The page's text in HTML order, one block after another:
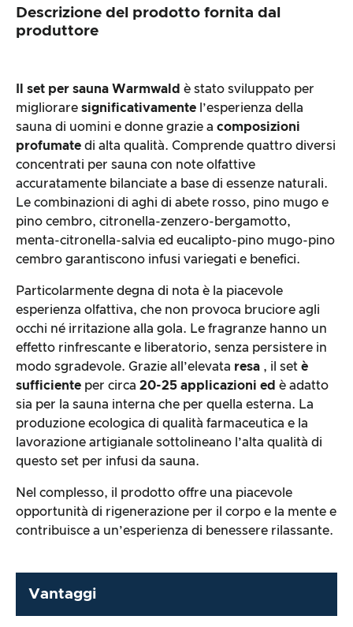
Descrizione del prodotto fornita dal
produttore
Il set per sauna Warmwald è stato sviluppato per
migliorare significativamente l’esperienza della
sauna di uomini e donne grazie a composizioni
profumate di alta qualità. Comprende quattro diversi
concentrati per sauna con note olfattive
accuratamente bilanciate a base di essenze naturali.
Le combinazioni di aghi di abete rosso, pino mugo e
pino cembro, citronella-zenzero-bergamotto,
menta-citronella-salvia ed eucalipto-pino mugo-pino
cembro garantiscono infusi variegati e benefici.
Particolarmente degna di nota è la piacevole
esperienza olfattiva, che non provoca bruciore agli
occhi né irritazione alla gola. Le fragranze hanno un
effetto rinfrescante e liberatorio, senza persistere in
modo sgradevole. Grazie all’elevata resa , il set è
sufficiente per circa 20-25 applicazioni ed è adatto
sia per la sauna interna che per quella esterna. La
produzione ecologica di qualità farmaceutica e la
lavorazione artigianale sottolineano l’alta qualità di
questo set per infusi da sauna.
Nel complesso, il prodotto offre una piacevole
opportunità di rigenerazione per il corpo e la mente e
contribuisce a un’esperienza di benessere rilassante.
Vantaggi